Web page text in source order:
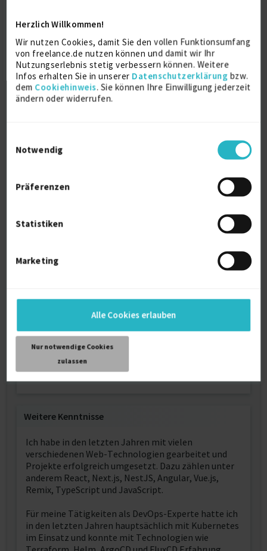
Herzlich Willkommen!
Wir nutzen Cookies, damit Sie den vollen Funktionsumfang
von freelance.de nutzen können und damit wir Ihr
Nutzungserlebnis stetig verbessern können. Weitere
Infos erhalten Sie in unserer Datenschutzerklärung bzw.
dem Cookiehinweis. Sie können Ihre Einwilligung jederzeit
ändern oder widerrufen.
Notwendig
Präferenzen
Statistiken
Marketing
Alle Cookies erlauben
Nur notwendige Cookies
zulassen
DevOps-Experte
softwarebees GmbH, Göttingen
6/2024 – 1/2025 (8 Monate)
IT & Entwicklung
Details anzeigen
2025
Computer Science
Southampton Solent University
Southampton
Weitere Kenntnisse
Ich habe in den letzten Jahren mit vielen
verschiedenen Web-Technologien gearbeitet und
Projekte erfolgreich umgesetzt. Dazu zählen unter
anderem React, Next.js, NestJS, Angular, Vue.js,
Remix, TypeScript und JavaScript.
Für meine Tätigkeiten als DevOps-Experte hatte ich
in den letzten Jahren hauptsächlich mit Kubernetes
im Einsatz und konnte mit Technologien wie